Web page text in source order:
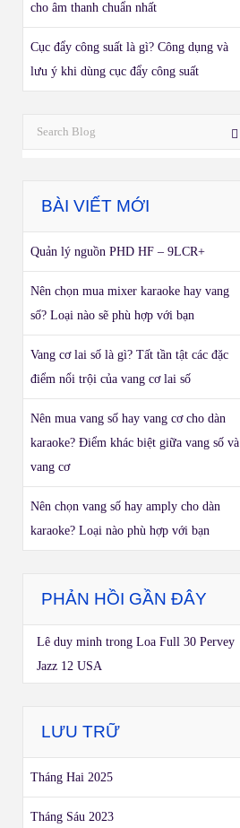
cho âm thanh chuẩn nhất
Cục đẩy công suất là gì? Công dụng và
lưu ý khi dùng cục đẩy công suất
BÀI VIẾT MỚI
Quản lý nguồn PHD HF – 9LCR+
Nên chọn mua mixer karaoke hay vang
số? Loại nào sẽ phù hợp với bạn
Vang cơ lai số là gì? Tất tần tật các đặc
điểm nổi trội của vang cơ lai số
Nên mua vang số hay vang cơ cho dàn
karaoke? Điểm khác biệt giữa vang số và
vang cơ
Nên chọn vang số hay amply cho dàn
karaoke? Loại nào phù hợp với bạn
PHẢN HỒI GẦN ĐÂY
Lê duy minh trongLoa Full 30 Pervey
Jazz 12 USA
LƯU TRỮ
Tháng Hai 2025
Tháng Sáu 2023